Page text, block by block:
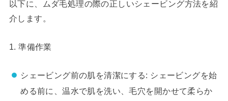
以下に、ムダ毛処理の際の正しいシェービング方法を紹
介します。
1. 準備作業
シェービング前の肌を清潔にする: シェービングを始
める前に、温水で肌を洗い、毛穴を開かせて柔らか